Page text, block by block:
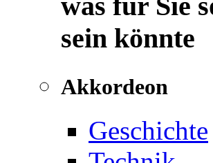
sein könnte
Akkordeon
Geschichte